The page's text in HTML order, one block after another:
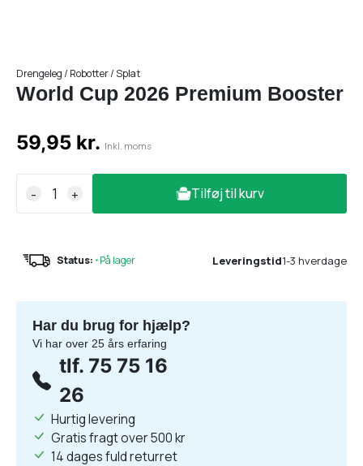
Drengeleg / Robotter / Splat
World Cup 2026 Premium Booster
59,95 kr. Inkl. moms
- + Tilføj til kurv
Status: •På lager Leveringstid1-3 hverdage
Har du brug for hjælp?
Vi har over 25 års erfaring
tlf. 75 75 16
26
Hurtig levering
Gratis fragt over 500 kr
14 dages fuld returret